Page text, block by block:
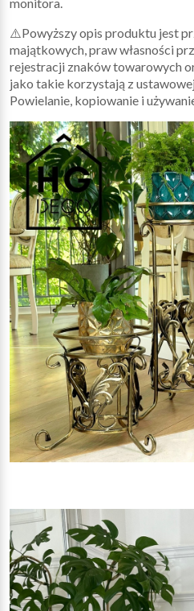
monitora.
⚠️Powyższy opis produktu jest
majątkowych, praw własności
rejestracji znaków towarowych
jako takie korzystają z
Powielanie, kopiowanie i